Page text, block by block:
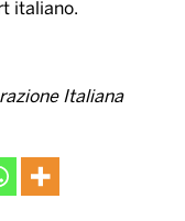
italiano.
Italiana